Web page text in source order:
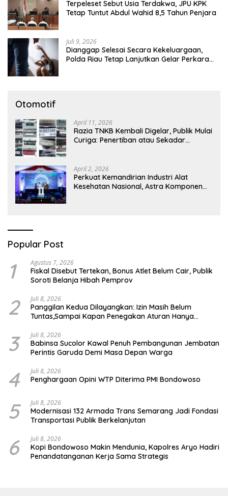
Terpeleset Sebut Usia Terdakwa, JPU KPK
Tetap Tuntut Abdul Wahid 8,5 Tahun Penjara
Juli 9, 2026
Dianggap Selesai Secara Kekeluargaan,
Polda Riau Tetap Lanjutkan Gelar Perkara
Otomotif
April 11, 2026
Razia TNKB Kembali Digelar, Publik Mulai
Curiga: Penertiban atau Sekadar
April 2, 2026
Perkuat Kemandirian Industri Alat
Kesehatan Nasional, Astra Komponen
Popular Post
1 Agustus 7, 2026
Fiskal Disebut Tertekan, Bonus Atlet Belum Cair, Publik
Soroti Belanja Hibah Pemprov
2 Juli 8, 2026
Panggilan Kedua Dilayangkan: Izin Masih Belum
Tuntas,Sampai Kapan Penegakan Aturan Hanya
3 Juli 8, 2026
Babinsa Sucolor Kawal Penuh Pembangunan Jembatan
Perintis Garuda Demi Masa Depan Warga
4 Juli 8, 2026
Penghargaan Opini WTP Diterima PMI Bondowoso
5 Juli 8, 2026
Modernisasi 132 Armada Trans Semarang Jadi Fondasi
Transportasi Publik Berkelanjutan
6 Juli 8, 2026
Kopi Bondowoso Makin Mendunia, Kapolres Aryo Hadiri
Penandatanganan Kerja Sama Strategis